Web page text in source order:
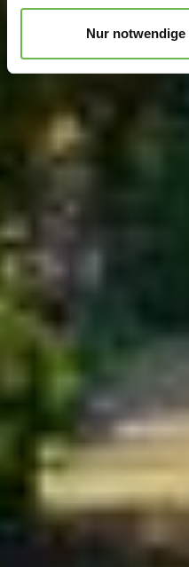
unterstützen!
erhobenen Daten in den
Präferenzen, Statistiken
auf „Auswahl manuell
zugleich gem. Art. 49
Ihre Daten in den USA
werden vom
einem nach EU-Standards
Datenschutzniveau
insbesondere das Risiko,
Behörden, zu Kontroll-
möglicherweise auch
manuell festlegen" klicken
Boxen (Präferenzen,
ausgewählt haben, findet
Sie in unseren
Ausführlich informieren
Datenschutz
|
Nur